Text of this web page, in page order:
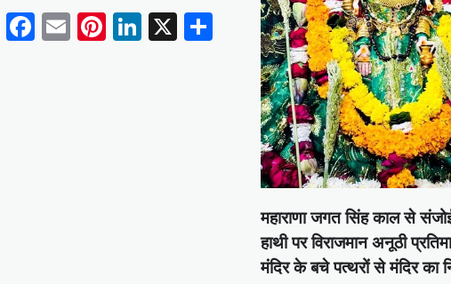
WhatsApp
Facebook
EmailPinterest
LinkedIn
X Share
महाराणा जगत सिंह काल से
हाथी पर विराजमान अनूठी
मंदिर के बचे पत्थरों से मंदिर का